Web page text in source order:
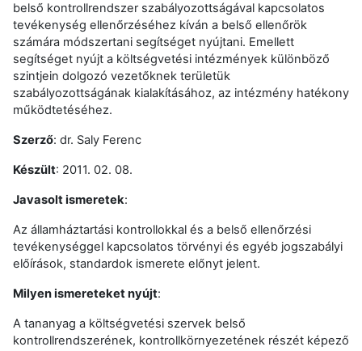
belső kontrollrendszer szabályozottságával kapcsolatos
tevékenység ellenőrzéséhez kíván a belső ellenőrök
számára módszertani segítséget nyújtani. Emellett
segítséget nyújt a költségvetési intézmények különböző
szintjein dolgozó vezetőknek területük
szabályozottságának kialakításához, az intézmény hatékony
működtetéséhez.
Szerző: dr. Saly Ferenc
Készült: 2011. 02. 08.
Javasolt ismeretek:
Az államháztartási kontrollokkal és a belső ellenőrzési
tevékenységgel kapcsolatos törvényi és egyéb jogszabályi
előírások, standardok ismerete előnyt jelent.
Milyen ismereteket nyújt:
A tananyag a költségvetési szervek belső
kontrollrendszerének, kontrollkörnyezetének részét képező